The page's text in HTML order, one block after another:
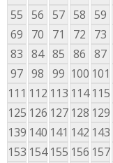
55 56 57 58 59
69
70 71 72 73
83 84 85 86 87
97 98 99 100 101
111 112 113 114 115
125 126 127 128 129
139 140 141 142 143
153 154 155 156 157